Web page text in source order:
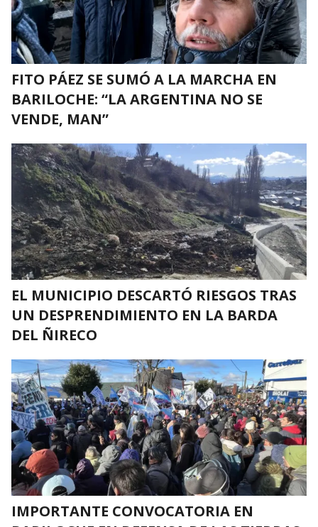
FITO PÁEZ SE SUMÓ A LA MARCHA EN
BARILOCHE: “LA ARGENTINA NO SE
VENDE, MAN”
EL MUNICIPIO DESCARTÓ RIESGOS TRAS
UN DESPRENDIMIENTO EN LA BARDA
DEL ÑIRECO
IMPORTANTE CONVOCATORIA EN